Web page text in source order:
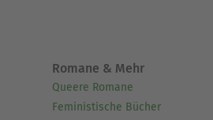
Romane & Mehr
Queere Romane
Feministische Bücher